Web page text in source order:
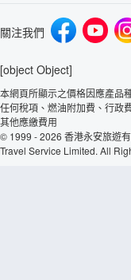
關注我們
[object Object]
本網頁所顯示之價格因應產品
任何稅項、燃油附加費、行政
其他應繳費用
© 1999 - 2026 香港永安旅遊
Travel Service Limited. All